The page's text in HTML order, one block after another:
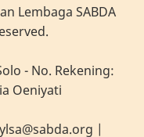
Lembaga SABDA
- No. Rekening:
Oeniyati
ylsa@sabda.org |